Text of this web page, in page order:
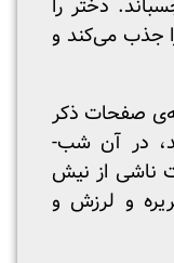
دختر را
جذب می‌کند و
صفحات ذکر
در آن شب-
ناشی از نیش
و لرزش و